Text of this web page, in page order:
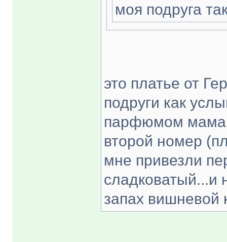
моя подруга
это платье от
подруги как
парфюмом мама
второй номер
мне привезли
сладковатый...и
запах вишневой